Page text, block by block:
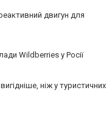
двигун для
Wildberries у Росії
ніж у туристичних